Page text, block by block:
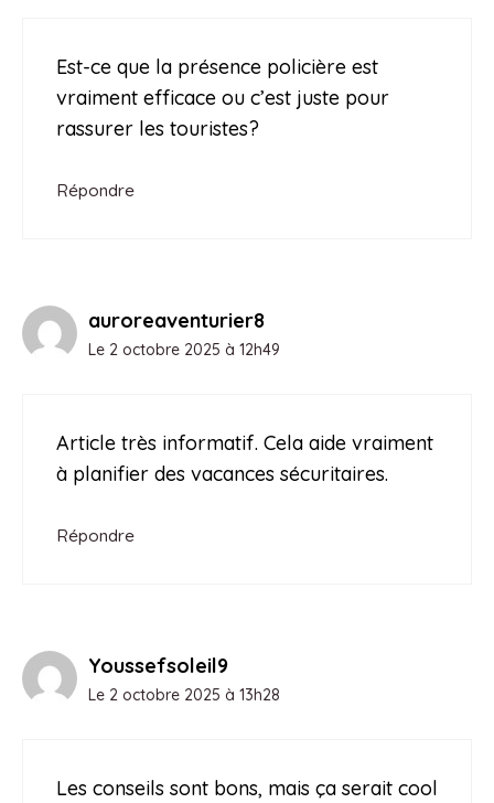
Est-ce que la présence policière est
vraiment efficace ou c’est juste pour
rassurer les touristes?
Répondre
auroreaventurier8
Le 2 octobre 2025 à 12h49
Article très informatif. Cela aide vraiment
à planifier des vacances sécuritaires.
Répondre
Youssefsoleil9
Le 2 octobre 2025 à 13h28
Les conseils sont bons, mais ça serait cool